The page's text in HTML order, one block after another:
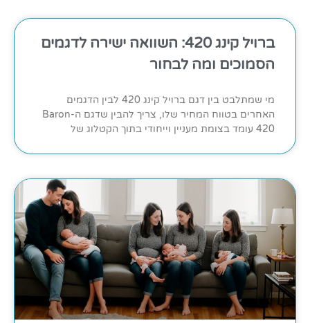
ברויל קינג 420: השוואה ישירה לדגמים
הסמוכים ומה לבחור
מי שמתלבט בין דגם ברויל קינג 420 לבין הדגמים
האחרים בטווח המחיר שלו, צריך להבין שדגם ה-Baron
420 עומד בצומת מעניין וייחודי בתוך הקטלוג של